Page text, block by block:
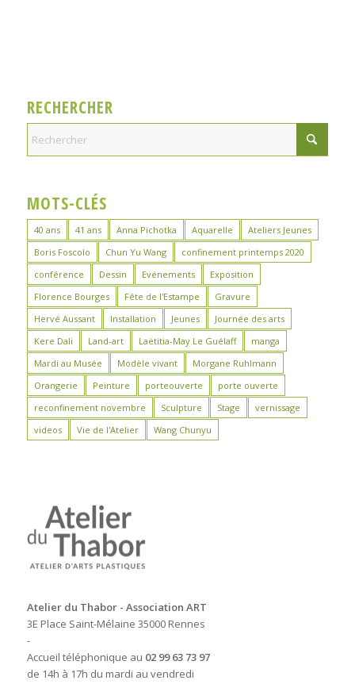
RECHERCHER
MOTS-CLÉS
40 ans 41 ans Anna Pichotka Aquarelle
Ateliers Jeunes
Boris Foscolo
Chun Yu Wang
confinement printemps 2020
conférence
Dessin Evénements
Exposition
Florence Bourges
Fête de l'Estampe
Gravure
Hervé Aussant
Installation Jeunes
Journée des arts
Kere Dali
Land-art Laëtitia-May Le Guélaff
manga
Mardi au Musée
Modèle vivant
Morgane Ruhlmann
Orangerie
Peinture porteouverte
porte ouverte
reconfinement novembre
Sculpture Stage
vernissage
videos
Vie de l'Atelier Wang Chunyu
Atelier du Thabor - Association ART
3E Place Saint-Mélaine 35000 Rennes
-
Accueil téléphonique au 02 99 63 73 97
de 14h à 17h du mardi au vendredi